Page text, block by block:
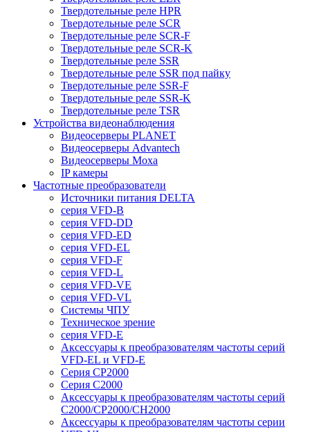
Твердотельные реле HPR
Твердотельные реле SCR
Твердотельные реле SCR-F
Твердотельные реле SCR-K
Твердотельные реле SSR
Твердотельные реле SSR под пайку
Твердотельные реле SSR-F
Твердотельные реле SSR-K
Твердотельные реле TSR
Устройства видеонаблюдения
Видеосерверы PLANET
Видеосерверы Advantech
Видеосерверы Moxa
IP камеры
Частотные преобразователи
Источники питания DELTA
серия VFD-B
серия VFD-DD
серия VFD-ED
серия VFD-EL
серия VFD-F
серия VFD-L
серия VFD-VE
серия VFD-VL
Системы ЧПУ
Техническое зрение
серия VFD-E
Аксессуары к преобразователям частоты серий
VFD-EL и VFD-E
Серия CP2000
Серия C2000
Аксессуары к преобразователям частоты серий
С2000/CP2000/CH2000
Аксессуары к преобразователям частоты серии